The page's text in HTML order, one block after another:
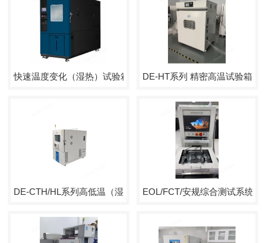
快速温度变化（湿热）试验箱 DE-HT系列 精密高温试验箱
DE-CTH/HL系列高低温（湿热）试验箱EOL/FCT/安规综合测试系统